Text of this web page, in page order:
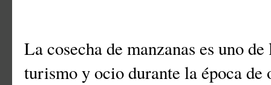
La cosecha de manzanas es uno
turismo y ocio durante la época de